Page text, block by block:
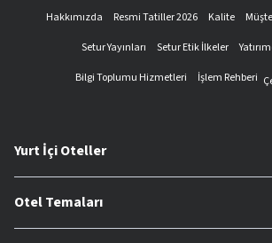
Hakkımızda Resmi Tatiller 2026 Kalite
Setur Yayınları
Setur Etik İlkeler
Bilgi Toplumu Hizmetleri
İşlem Rehberi
Yurt İçi Oteller
Otel Temaları